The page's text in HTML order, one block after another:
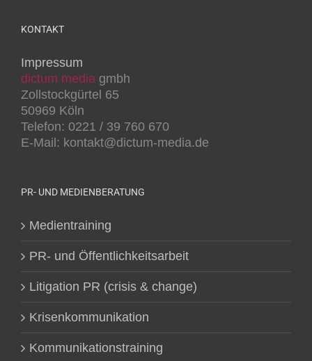
KONTAKT
Impressum
dictum media gmbh
Zollstockgürtel 65
50969 Köln
Telefon: 0221 / 39 760 670
E-Mail: kontakt@dictum-media.de
PR- UND MEDIENBERATUNG
Medientraining
PR- und Öffentlichkeitsarbeit
Litigation PR (crisis & change)
Krisenkommunikation
Kommunikationstraining